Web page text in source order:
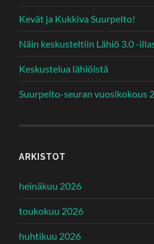
Kevät ja Kukkiva Suurpelto!
Näin keskusteltiin Lähiö 3.0 -
Keskustelua lähiöistä
Suurpelto-seuran vuosikokous
ARKISTOT
heinäkuu 2026
toukokuu 2026
huhtikuu 2026